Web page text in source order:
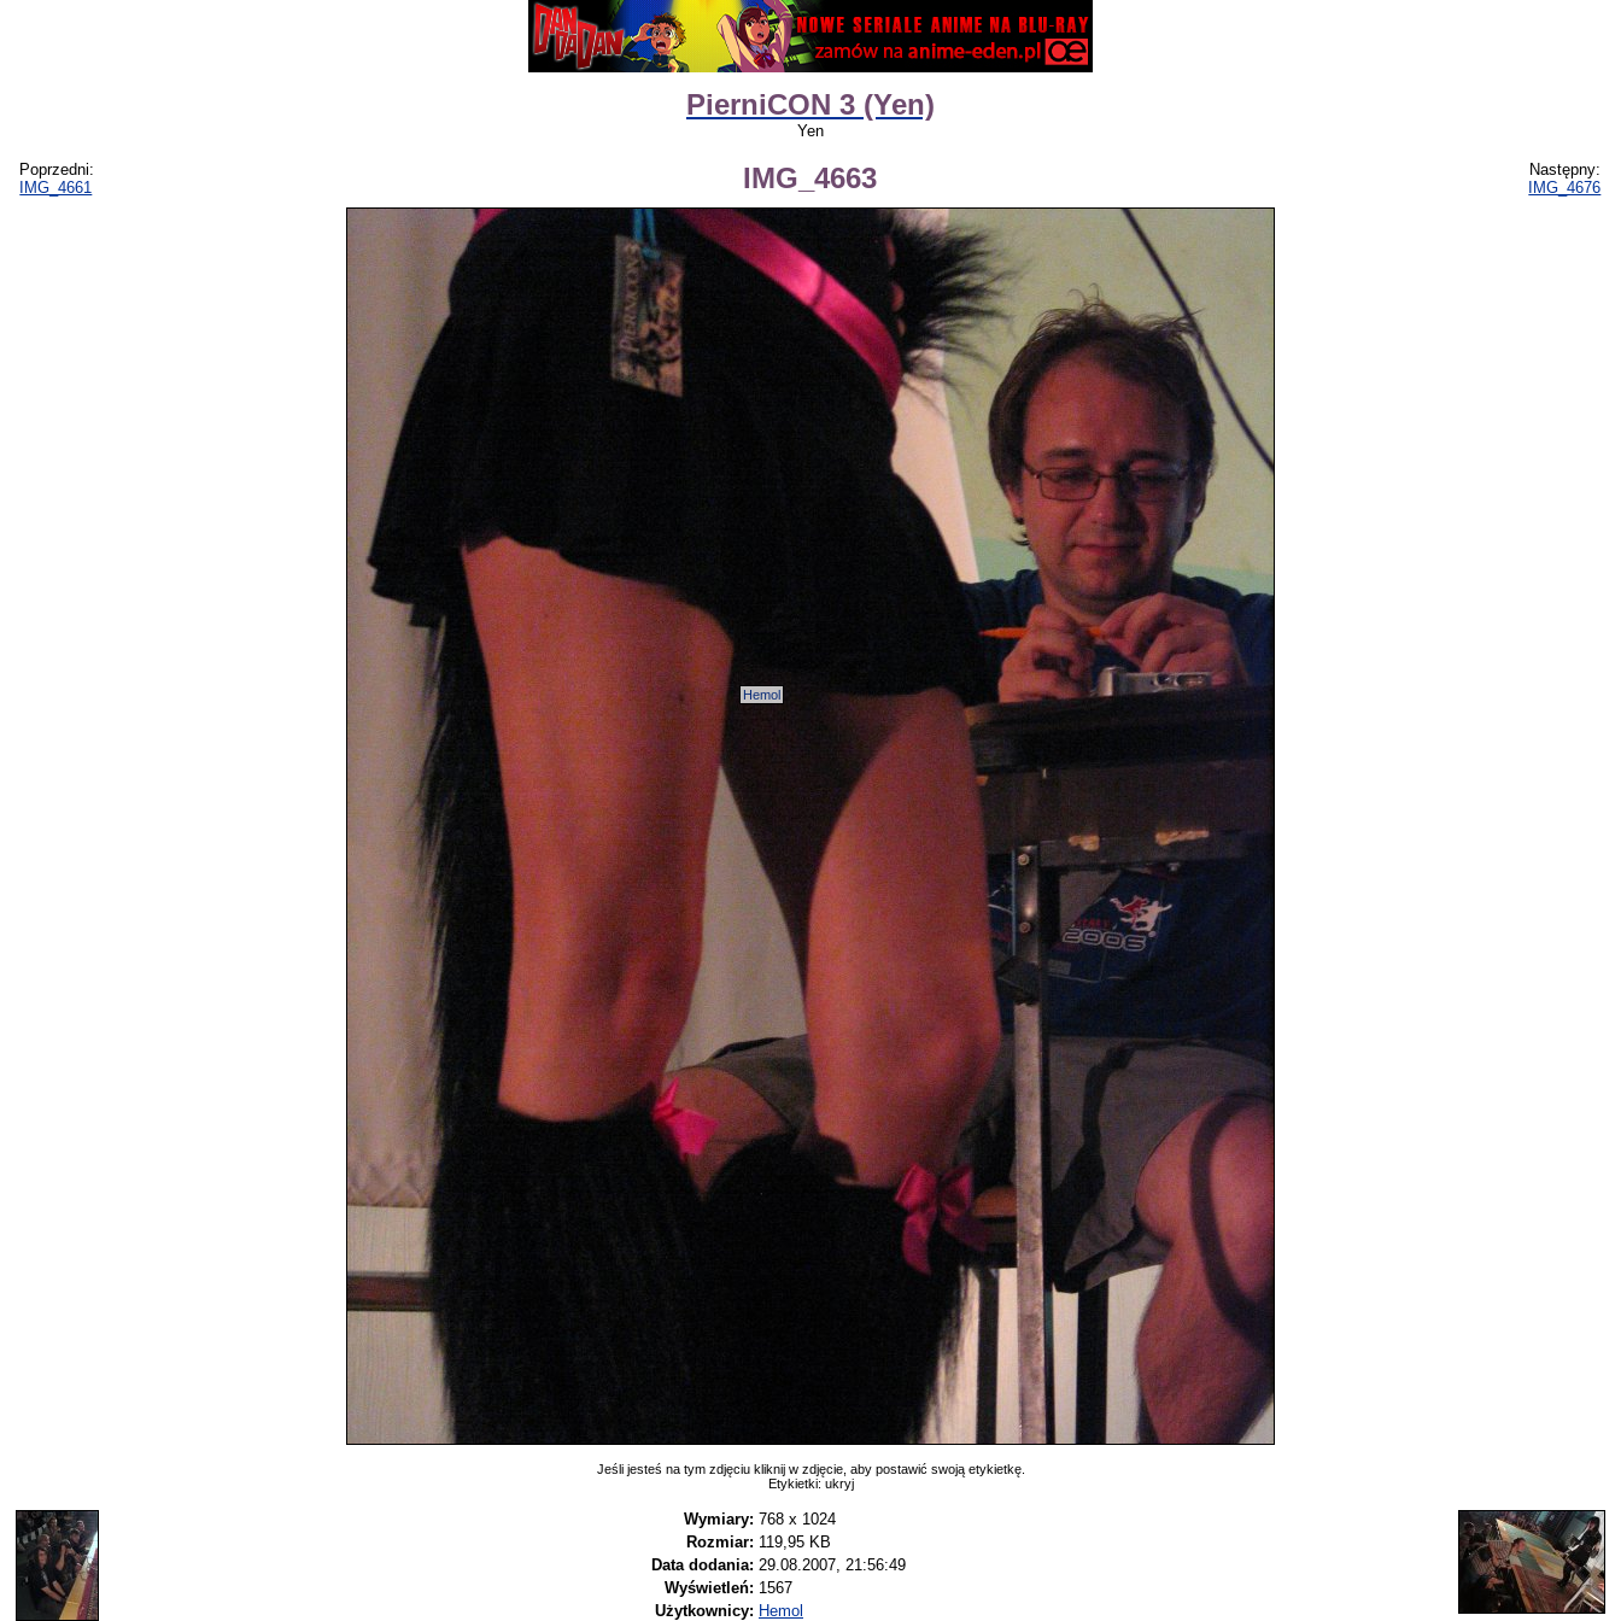
PierniCON 3 (Yen)
Yen
Poprzedni:
IMG_4661
IMG_4663
Następny:
IMG_4676
Hemol
Jeśli jesteś na tym zdjęciu kliknij w zdjęcie, aby postawić swoją etykietkę.
Etykietki: ukryj
Wymiary: 768 x 1024
Rozmiar: 119,95 KB
Data dodania: 29.08.2007, 21:56:49
Wyświetleń: 1567
Użytkownicy: Hemol